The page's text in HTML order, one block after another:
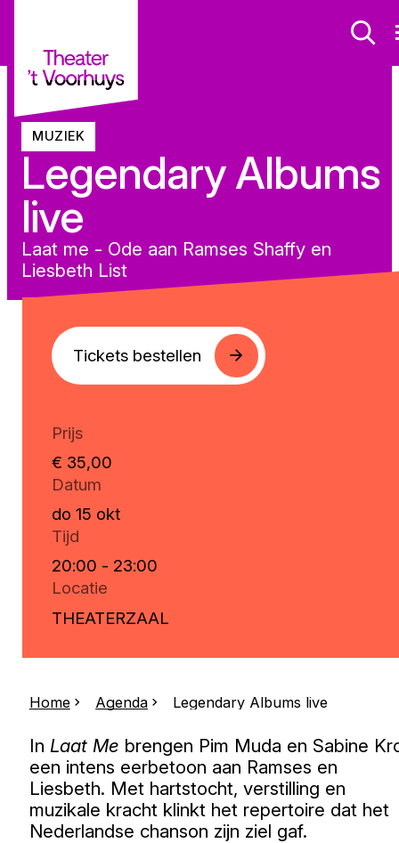
Legendary Albums
live
Laat me - Ode aan Ramses Shaffy en
Liesbeth List
MUZIEK
Home Agenda Legendary Albums live
In Laat Me brengen Pim Muda en Sabine
een intens eerbetoon aan Ramses en
Liesbeth. Met hartstocht, verstilling en
muzikale kracht klinkt het repertoire dat het
Nederlandse chanson zijn ziel gaf.
Tickets bestellen
Prijs
€ 35,00
Datum
do 15 okt
Tijd
20:00 - 23:00
Locatie
THEATERZAAL